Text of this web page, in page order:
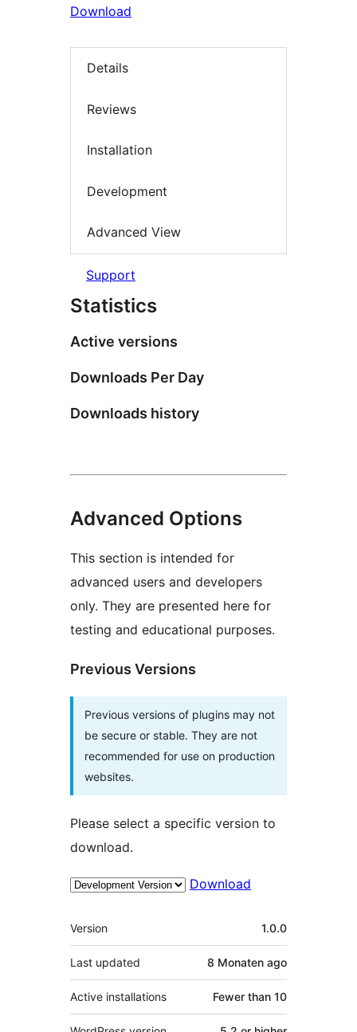
Download
Details
Reviews
Installation
Development
Advanced View
Support
Statistics
Active versions
Downloads Per Day
Downloads history
Advanced Options
This section is intended for
advanced users and developers
only. They are presented here for
testing and educational purposes.
Previous Versions
Previous versions of plugins may not
be secure or stable. They are not
recommended for use on production
websites.
Please select a specific version to
download.
Download
Meta
Version 1.0.0
Last updated 8 Monaten ago
Active installations Fewer than 10